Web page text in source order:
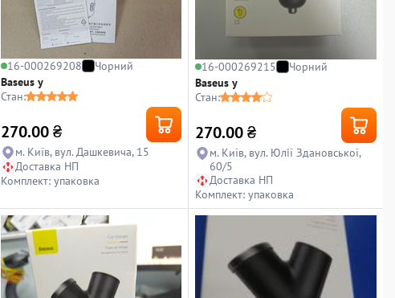
16-000269208
Чорний
Baseus y
Стан:
270.00 ₴
м. Київ, вул. Дашкевича, 15
Доставка НП
Комплект: упаковка
16-000269215
Чорний
Baseus y
Стан:
270.00 ₴
м. Київ, вул. Юлії Здановської,
60/5
Доставка НП
Комплект: упаковка